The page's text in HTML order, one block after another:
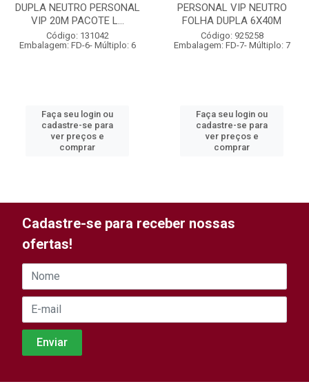
DUPLA NEUTRO PERSONAL
VIP 20M PACOTE L...
Código: 131042
Embalagem: FD-6- Múltiplo: 6
Faça seu login ou
cadastre-se para
ver preços e
comprar
PERSONAL VIP NEUTRO
FOLHA DUPLA 6X40M
Código: 925258
Embalagem: FD-7- Múltiplo: 7
Faça seu login ou
cadastre-se para
ver preços e
comprar
Cadastre-se para receber nossas
ofertas!